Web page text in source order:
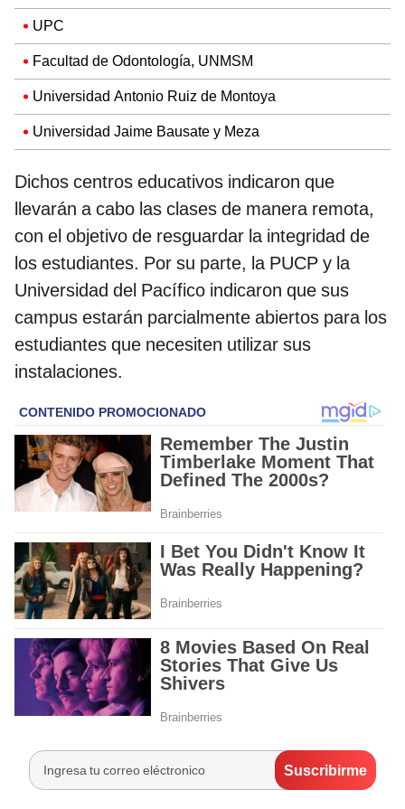
UPC
Facultad de Odontología, UNMSM
Universidad Antonio Ruiz de Montoya
Universidad Jaime Bausate y Meza
Dichos centros educativos indicaron que
llevarán a cabo las clases de manera remota,
con el objetivo de resguardar la integridad de
los estudiantes. Por su parte, la PUCP y la
Universidad del Pacífico indicaron que sus
campus estarán parcialmente abiertos para los
estudiantes que necesiten utilizar sus
instalaciones.